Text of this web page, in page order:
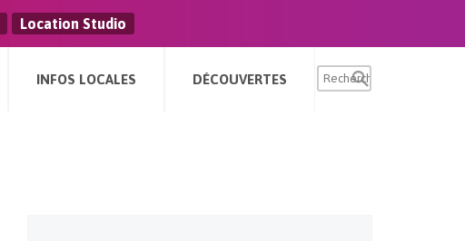
Location Studio
INFOS LOCALES DÉCOUVERTES